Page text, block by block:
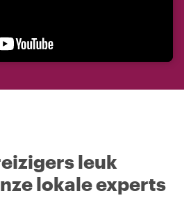
leuk
lokale experts